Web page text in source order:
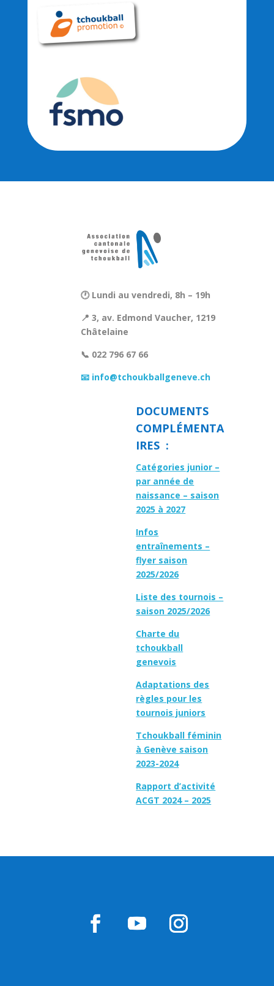
🕐 Lundi au vendredi, 8h – 19h
📍 3, av. Edmond Vaucher, 1219
Châtelaine
📞 022 796 67 66
📧 info@tchoukballgeneve.ch
DOCUMENTS
COMPLÉMENTA
IRES :
Catégories junior –
par année de
naissance – saison
2025 à 2027
Infos
entraînements –
flyer saison
2025/2026
Liste des tournois –
saison 2025/2026
Charte du
tchoukball
genevois
Adaptations des
règles pour les
tournois juniors
Tchoukball féminin
à Genève saison
2023-2024
Rapport d’activité
ACGT 2024 – 2025